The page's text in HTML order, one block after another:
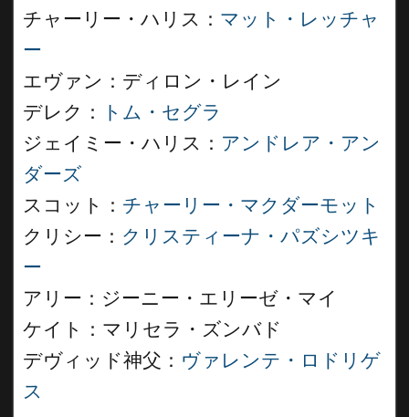
チャーリー・ハリス： マット・レッチャ
ー
エヴァン：ディロン・レイン
デレク：
トム・セグラ
ジェイミー・ハリス： アンドレア・アン
ダーズ
スコット： チャーリー・マクダーモット
クリシー： クリスティーナ・パズシツキ
ー
アリー：ジーニー・エリーゼ・マイ
ケイト：マリセラ・ズンバド
デヴィッド神父： ヴァレンテ・ロドリゲ
ス